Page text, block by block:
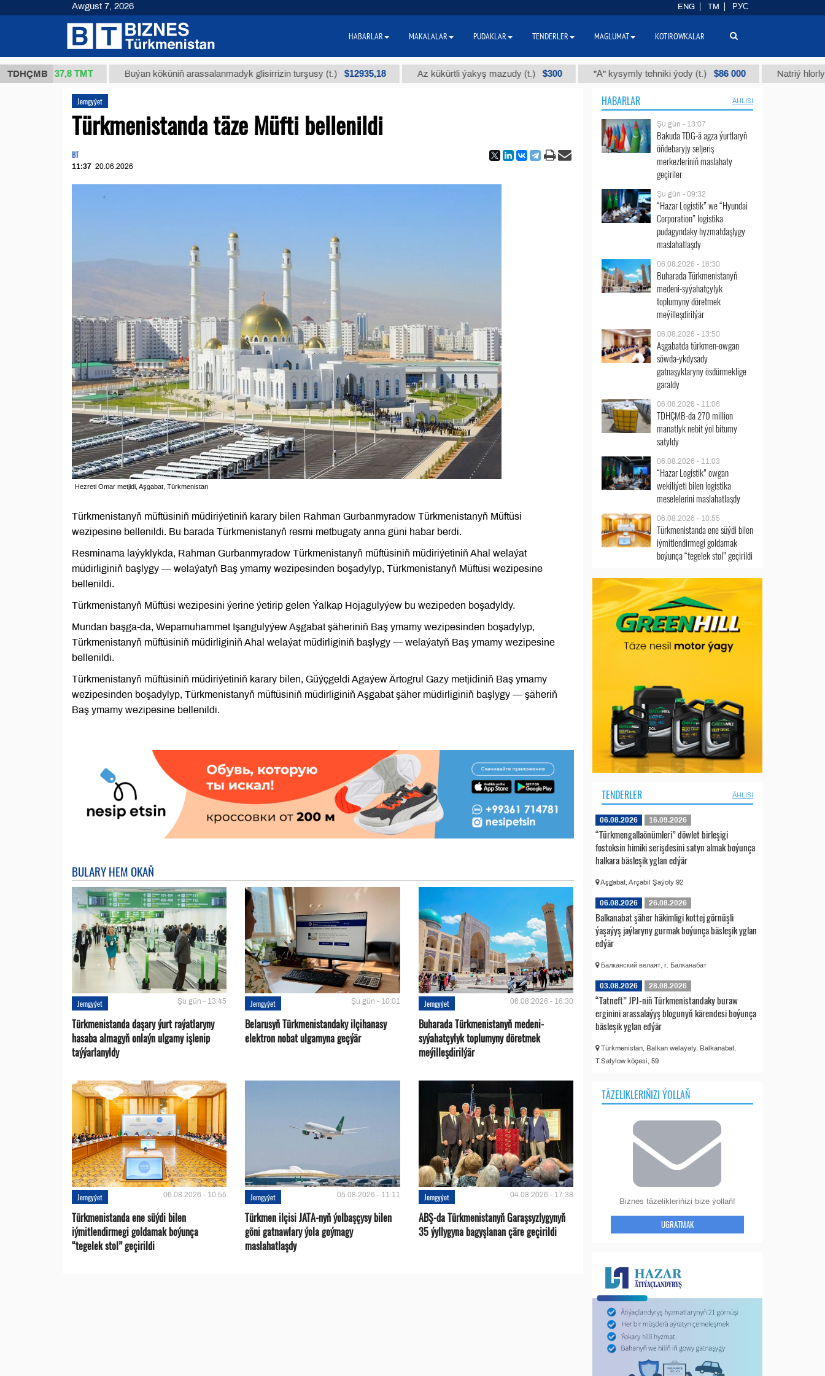
TDHÇMB
(kg.) 37,8 ТМТ Buýan köküniň arassalanmadyk glisirrizin turşusy (t.) $12935,18 Az kükürtli ýakyş mazudy (t.) $300 "А" kysymly tehniki ýody (t.) $86 000 Natriý hlorly
Jemgyýet
Türkmenistanda täze Müfti bellenildi
BT
11:37 20.06.2026
Hezreti Omar metjidi, Aşgabat, Türkmenistan
Türkmenistanyň müftüsiniň müdiriýetiniň karary bilen Rahman Gurbanmyradow Türkmenistanyň Müftüsi
wezipesine bellenildi. Bu barada Türkmenistanyň resmi metbugaty anna güni habar berdi.
Resminama laýyklykda, Rahman Gurbanmyradow Türkmenistanyň müftüsiniň müdiriýetiniň Ahal welaýat
müdirliginiň başlygy — welaýatyň Baş ymamy wezipesinden boşadylyp, Türkmenistanyň Müftüsi wezipesine
bellenildi.
Türkmenistanyň Müftüsi wezipesini ýerine ýetirip gelen Ýalkap Hojagulyýew bu wezipeden boşadyldy.
Mundan başga-da, Wepamuhammet Işangulyýew Aşgabat şäheriniň Baş ymamy wezipesinden boşadylyp,
Türkmenistanyň müftüsiniň müdirliginiň Ahal welaýat müdirliginiň başlygy — welaýatyň Baş ymamy wezipesine
bellenildi.
Türkmenistanyň müftüsiniň müdiriýetiniň karary bilen, Güýçgeldi Agaýew Ärtogrul Gazy metjidiniň Baş ymamy
wezipesinden boşadylyp, Türkmenistanyň müftüsiniň müdirliginiň Aşgabat şäher müdirliginiň başlygy — şäheriň
Baş ymamy wezipesine bellenildi.
BULARY HEM OKAŇ
Jemgyýet Şu gün - 13:45
Türkmenistanda daşary ýurt raýatlaryny
hasaba almagyň onlaýn ulgamy işlenip
taýýarlanyldy
Jemgyýet Şu gün - 10:01
Belarusyň Türkmenistandaky ilçihanasy
elektron nobat ulgamyna geçýär
Jemgyýet 06.08.2026 - 16:30
Buharada Türkmenistanyň medeni-
syýahatçylyk toplumyny döretmek
meýilleşdirilýär
Jemgyýet 06.08.2026 - 10:55
Türkmenistanda ene süýdi bilen
iýmitlendirmegi goldamak boýunça
“tegelek stol” geçirildi
Jemgyýet 05.08.2026 - 11:11
Türkmen ilçisi JATA-nyň ýolbaşçysy bilen
göni gatnawlary ýola goýmagy
maslahatlaşdy
Jemgyýet 04.08.2026 - 17:38
ABŞ-da Türkmenistanyň Garaşsyzlygynyň
35 ýyllygyna bagyşlanan çäre geçirildi
HABARLAR ÄHLISI
Şu gün - 13:07
Bakuda TDG-ä agza ýurtlaryň
öňdebaryjy seljeriş
merkezleriniň maslahaty
geçiriler
Şu gün - 09:32
“Hazar Logistik” we “Hyundai
Corporation” logistika
pudagyndaky hyzmatdaşlygy
maslahatlaşdy
06.08.2026 - 16:30
Buharada Türkmenistanyň
medeni-syýahatçylyk
toplumyny döretmek
meýilleşdirilýär
06.08.2026 - 13:50
Aşgabatda türkmen-owgan
söwda-ykdysady
gatnaşyklaryny ösdürmeklige
garaldy
06.08.2026 - 11:06
TDHÇMB-da 270 million
manatlyk nebit ýol bitumy
satyldy
06.08.2026 - 11:03
“Hazar Logistik” owgan
wekiliýeti bilen logistika
meselelerini maslahatlaşdy
06.08.2026 - 10:55
Türkmenistanda ene süýdi bilen
iýmitlendirmegi goldamak
boýunça “tegelek stol” geçirildi
TENDERLER ÄHLISI
06.08.2026 16.09.2026
“Türkmengallaönümleri” döwlet birleşigi
fostoksin himiki serişdesini satyn almak boýunça
halkara bäsleşik yglan edýär
Aşgabat, Arçabil Şaýoly 92
06.08.2026 26.08.2026
Balkanabat şäher häkimligi kottej görnüşli
ýaşaýyş jaýlaryny gurmak boýunça bäsleşik yglan
edýär
Балканский велаят, г. Балканабат
03.08.2026 28.08.2026
“Tatneft” JPJ-niň Türkmenistandaky buraw
erginini arassalaýyş blogunyň kärendesi boýunça
bäsleşik yglan edýär
Türkmenistan, Balkan welaýaty, Balkanabat,
T.Satylow köçesi, 59
TÄZELIKLERIŇIZI ÝOLLAŇ
Biznes täzelikleriňizi bize ýollaň!
UGRATMAK
Awgust 7, 2026 ENG TM РУС
HABARLAR MAKALALAR PUDAKLAR TENDERLER MAGLUMAT KOTIROWKALAR